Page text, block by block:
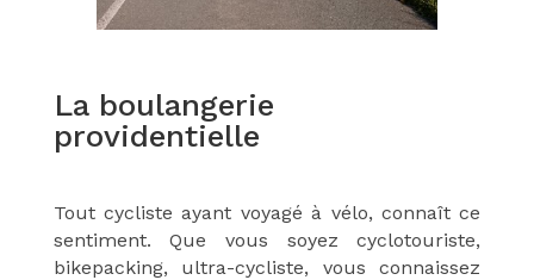
La boulangerie
providentielle
Tout cycliste ayant voyagé à vélo, connaît ce
sentiment. Que vous soyez cyclotouriste,
bikepacking, ultra-cycliste, vous connaissez